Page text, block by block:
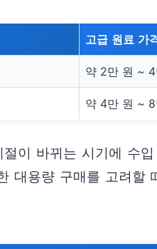
고급 원료 가
약 2만 원 ~ 4
약 4만 원 ~ 8
이 바뀌는 시기에 수
용량 구매를 고려할